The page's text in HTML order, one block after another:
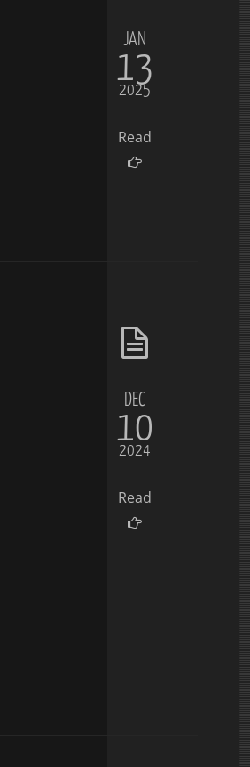
JAN
13
2025
Read
DEC
10
2024
Read